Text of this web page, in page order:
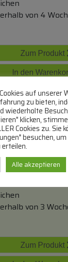
von 4
Zum Produkt
In den
Pacto
von 3
Zum Produkt
auf unserer
zu bieten,
wiederholte
klicken,
Cookies zu. Sie
besuchen,
Alle akzeptieren